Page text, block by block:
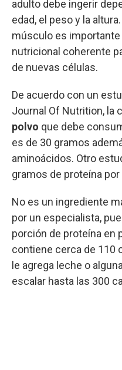
adulto debe ingerir
edad, el peso y la
músculo es
nutricional coherente
de nuevas células.
De acuerdo con un
Journal Of Nutrition, la
polvo que debe
es de 30 gramos
aminoácidos. Otro
gramos de proteína
No es un ingrediente
por un especialista,
porción de proteína en
contiene cerca de 110
le agrega leche o
escalar hasta las 300